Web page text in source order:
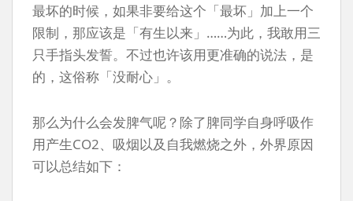
最坏的时候，如果非要给这个「最坏」加上一个
限制，那应该是「有生以来」……为此，我敢用三
只手指头发誓。不过也许该用更准确的说法，是
的，这俗称「没耐心」。
那么为什么会发脾气呢？除了脾同学自身呼吸作
用产生CO2、吸烟以及自我燃烧之外，外界原因
可以总结如下：